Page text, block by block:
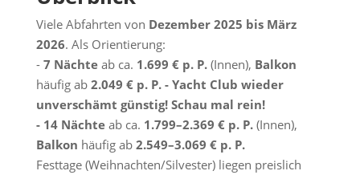
Viele Abfahrten von Dezember 2025 bis März
2026. Als Orientierung:
- 7 Nächteab ca. 1.699 € p. P.(Innen), Balkon
häufig ab 2.049 € p. P. - Yacht Club wieder
unverschämt günstig! Schau mal rein!
- 14 Nächteab ca. 1.799–2.369 € p. P.(Innen),
Balkon häufig ab 2.549–3.069 € p. P.
Festtage (Weihnachten/Silvester) liegen preislich